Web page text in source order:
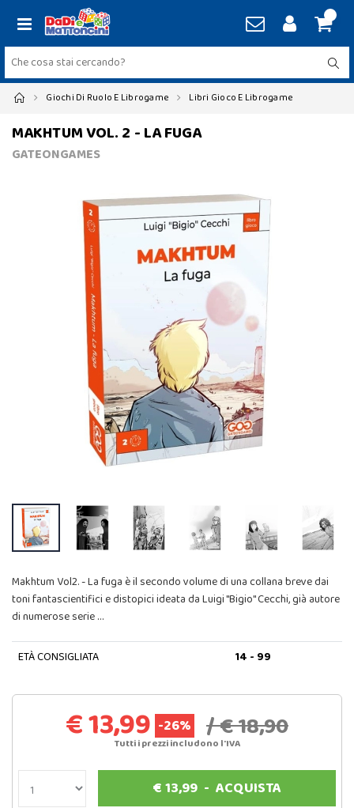
Giochi Di Ruolo E Librogame Libri Gioco E Librogame
MAKHTUM VOL. 2 - LA FUGA
GATEONGAMES
Makhtum Vol2. - La fuga è il secondo volume di una collana breve dai
toni fantascientifici e distopici ideata da Luigi "Bigio" Cecchi, già autore
di numerose serie …
ETÀ CONSIGLIATA 14 - 99
€ 13,99 -26% / € 18,90
Tutti i prezzi includono l'IVA
€13,99- ACQUISTA